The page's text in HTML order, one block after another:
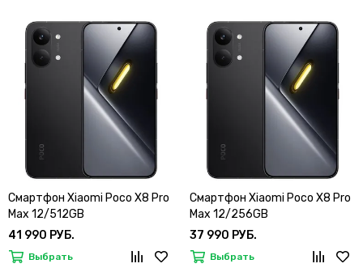
Смартфон Xiaomi Poco X8 Pro
Max 12/512GB
41 990 РУБ.
Выбрать
Смартфон Xiaomi Poco X8 Pro
Max 12/256GB
37 990 РУБ.
Выбрать